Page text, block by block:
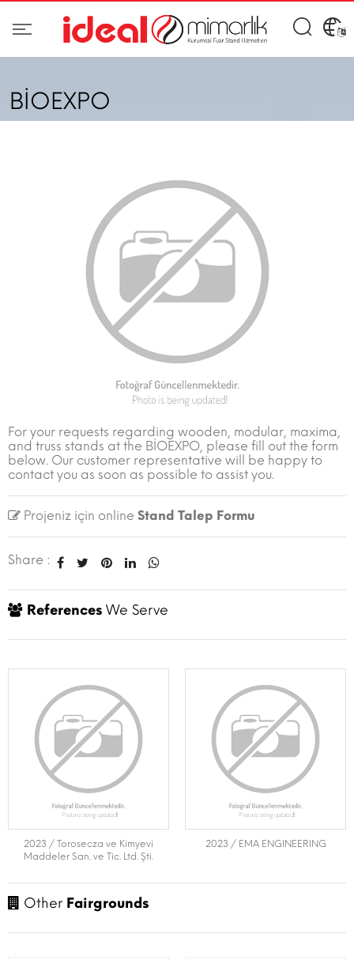
BİOEXPO
For your requests regarding wooden, modular, maxima,
and truss stands at the BİOEXPO, please fill out the form
below. Our customer representative will be happy to
contact you as soon as possible to assist you.
Projeniz için online Stand Talep Formu
Share :
References We Serve
2023 / Torosecza ve Kimyevi
Maddeler San. ve Tic. Ltd. Şti.
2023 / EMA ENGINEERING
Other Fairgrounds